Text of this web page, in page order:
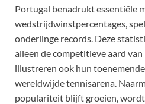
Portugal benadrukt essentiële
wedstrijdwinstpercentages,
onderlinge records. Deze
alleen de competitieve aard
illustreren ook hun
wereldwijde tennisarena.
populariteit blijft groeien,